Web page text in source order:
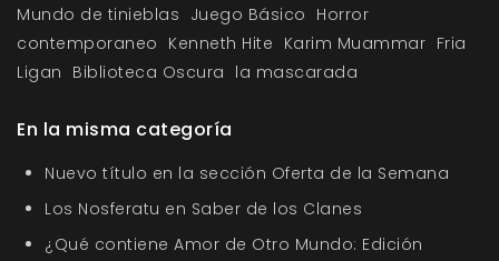
Mundo de tinieblas Juego Básico Horror
contemporaneo Kenneth Hite Karim Muammar Fria
Ligan Biblioteca Oscura la mascarada
En la misma categoría
Nuevo título en la sección Oferta de la Semana
Los Nosferatu en Saber de los Clanes
¿Qué contiene Amor de Otro Mundo: Edición